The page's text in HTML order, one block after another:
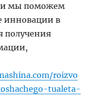
и мы поможем
инновации в
получения
roizvo
tualeta-